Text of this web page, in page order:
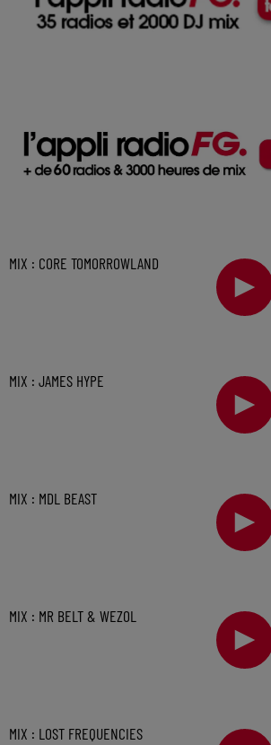
MIX : CORE TOMORROWLAND
MIX : JAMES HYPE
MIX : MDL BEAST
MIX : MR BELT & WEZOL
MIX : LOST FREQUENCIES